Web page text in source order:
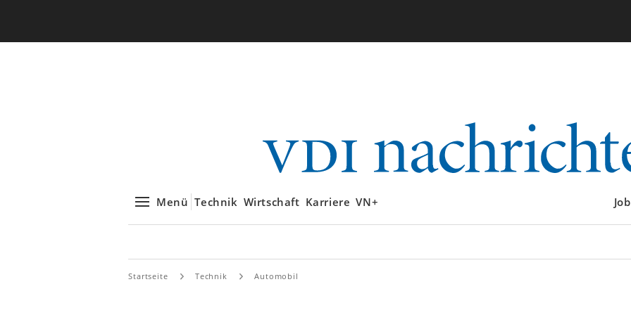
Menü Technik Wirtschaft Karriere VN+
Startseite Technik Automobil